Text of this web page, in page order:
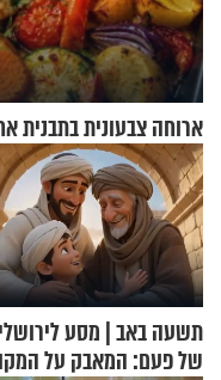
ארוחה צבעונית בתבנית
תשעה באב | מסע
של פעם: המאבק על